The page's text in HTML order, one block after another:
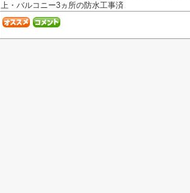
上・バルコニー3ヵ所の防水工事済